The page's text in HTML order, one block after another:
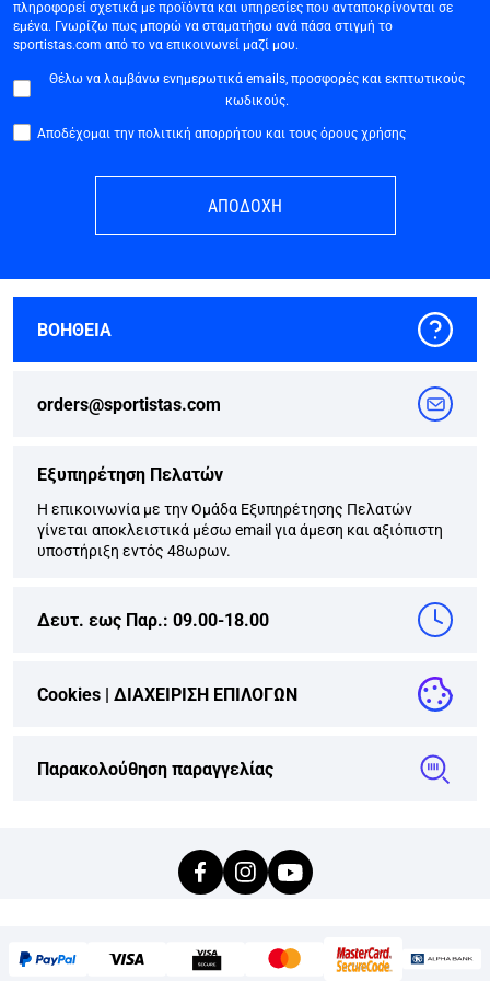
πληροφορεί σχετικά με προϊόντα και υπηρεσίες που ανταποκρίνονται σε
εμένα. Γνωρίζω πως μπορώ να σταματήσω ανά πάσα στιγμή το
sportistas.com από το να επικοινωνεί μαζί μου.
Θέλω να λαμβάνω ενημερωτικά emails, προσφορές και εκπτωτικούς
κωδικούς.
Αποδέχομαι την πολιτική απορρήτου και τους όρους χρήσης
ΑΠΟΔΟΧΗ
ΒΟΗΘΕΙΑ
orders@sportistas.com
Εξυπηρέτηση Πελατών
Η επικοινωνία με την Ομάδα Εξυπηρέτησης Πελατών
γίνεται αποκλειστικά μέσω email για άμεση και αξιόπιστη
υποστήριξη εντός 48ωρων.
Δευτ. εως Παρ.: 09.00-18.00
Cookies | ΔΙΑΧΕΙΡΙΣΗ ΕΠΙΛΟΓΩΝ
Παρακολούθηση παραγγελίας